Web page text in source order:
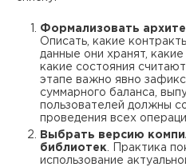
Формализовать
Описать, какие
данные они хранят,
какие состояния
этапе важно явно
суммарного баланса,
пользователей должны
проведения всех
Выбрать версию
библиотек. Практика
использование